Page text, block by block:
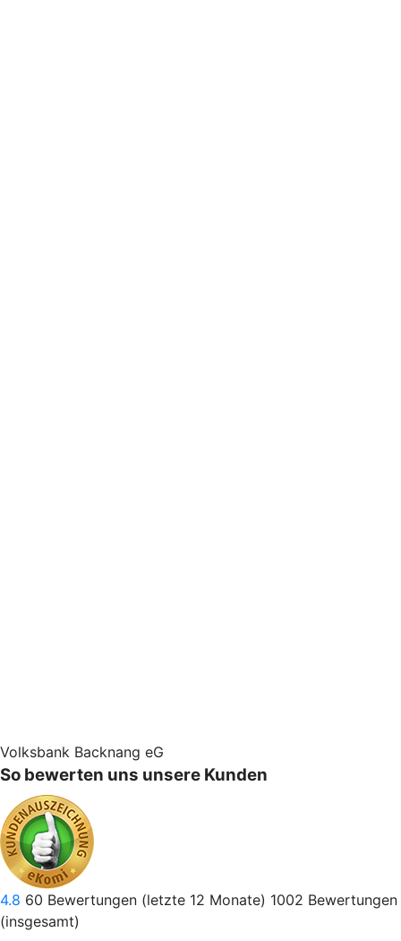
Volksbank Backnang eG
So bewerten uns unsere Kunden
4.8 60 Bewertungen (letzte 12 Monate) 1002 Bewertungen
(insgesamt)